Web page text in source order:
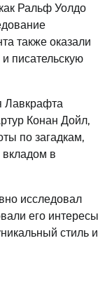
Ральф Уолдо
также оказали
писательскую
Лавкрафта
Конан Дойл,
по загадкам,
в
исследовал
его интересы
стиль и